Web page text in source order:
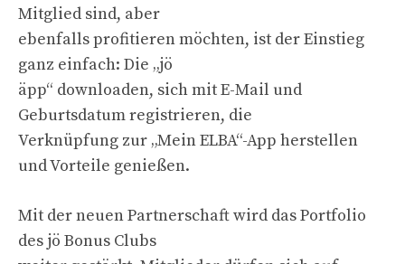
Mitglied sind, aber
ebenfalls profitieren möchten, ist der Einstieg
ganz einfach: Die „jö
äpp“ downloaden, sich mit E-Mail und
Geburtsdatum registrieren, die
Verknüpfung zur „Mein ELBA“-App herstellen
und Vorteile genießen.
Mit der neuen Partnerschaft wird das Portfolio
des jö Bonus Clubs